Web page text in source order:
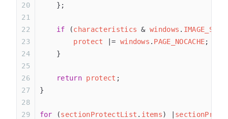
    };
    if
(characteristics & windows .
        protect
|= windows . PAGE_NOCACHE;
    }
    return
protect ;
}
for (sectionProtectList . items) |